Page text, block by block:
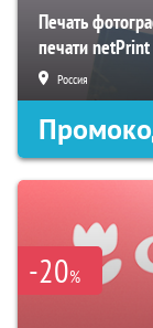
Печать
печати netPrint
Россия
-20%